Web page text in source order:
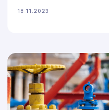
18.11.2023